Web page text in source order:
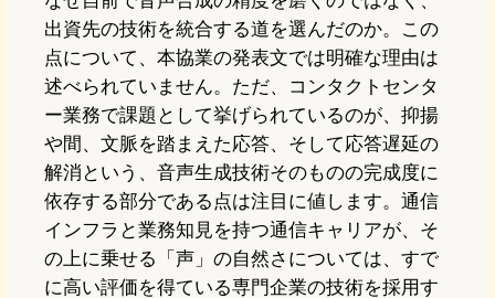
出資先の技術を統合する道を選んだのか。この
点について、本協業の発表文では明確な理由は
述べられていません。ただ、コンタクトセンタ
ー業務で課題として挙げられているのが、抑揚
や間、文脈を踏まえた応答、そして応答遅延の
解消という、音声生成技術そのものの完成度に
依存する部分である点は注目に値します。通信
インフラと業務知見を持つ通信キャリアが、そ
の上に乗せる「声」の自然さについては、すで
に高い評価を得ている専門企業の技術を採用す